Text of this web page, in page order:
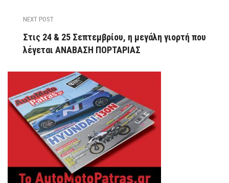
NEXT POST
Στις 24 & 25 Σεπτεμβρίου, η μεγάλη γιορτή που
λέγεται ΑΝΑΒΑΣΗ ΠΟΡΤΑΡΙΑΣ